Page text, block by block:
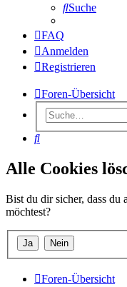
Suche
FAQ
Anmelden
Registrieren
Foren-Übersicht
Suche
Alle Cookies
Bist du dir sicher, dass du
möchtest?
Foren-Übersicht